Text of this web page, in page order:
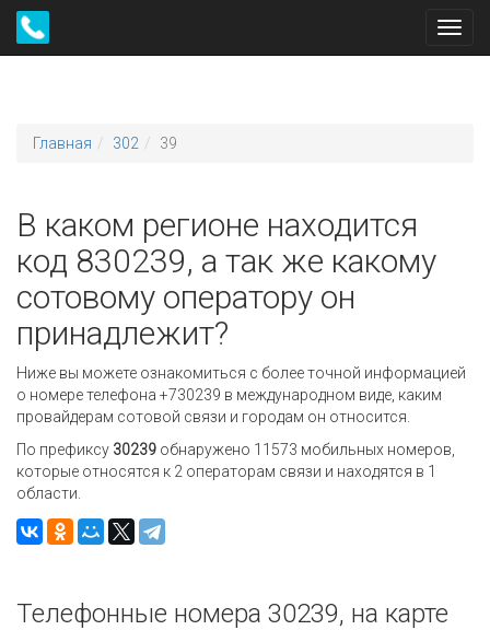
Главная 302 39
В каком регионе находится
код 830239, а так же какому
сотовому оператору он
принадлежит?
Ниже вы можете ознакомиться с более точной информацией
о номере телефона +730239 в международном виде, каким
провайдерам сотовой связи и городам он относится.
По префиксу 30239 обнаружено 11573 мобильных номеров,
которые относятся к 2 операторам связи и находятся в 1
области.
Телефонные номера 30239, на карте